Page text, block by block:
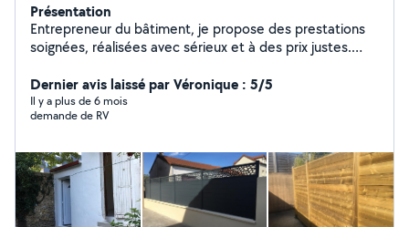
Présentation
Entrepreneur du bâtiment, je propose des prestations
soignées, réalisées avec sérieux et à des prix justes.
de second œuvre, j'interviens notamment pour :
Clôtures : bois, composite, béton Terrasses : bois et
bois composite Pose de gazon synthétique Pergolas et
Travail propre, finitions soignées et respect des délais.
Devis gratuit et réponse rapide via la messagerie
AlloVoisins.
Dernier avis laissé par Véronique : 5/5
Il y a plus de 6 mois
demande de RV